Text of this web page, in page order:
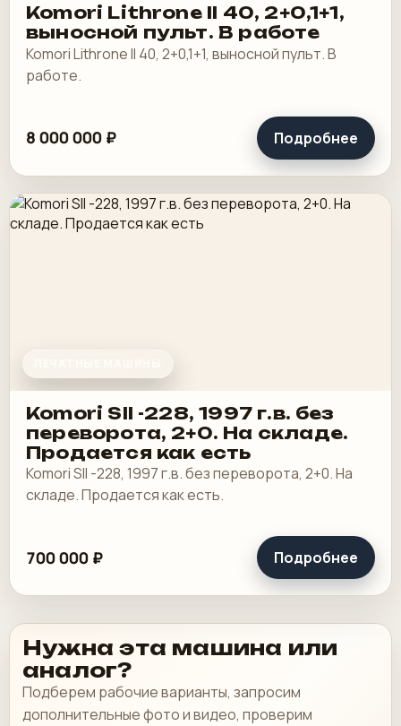
Komori Lithrone II 40, 2+0,1+1,
выносной пульт. В работе
Komori Lithrone II 40, 2+0,1+1, выносной пульт. В
работе.
8 000 000 ₽ Подробнее
Komori SII -228, 1997 г.в. без
переворота, 2+0. На складе.
Продается как есть
Komori SII -228, 1997 г.в. без переворота, 2+0. На
складе. Продается как есть.
700 000 ₽ Подробнее
Нужна эта машина или
аналог?
Подберем рабочие варианты, запросим
дополнительные фото и видео, проверим